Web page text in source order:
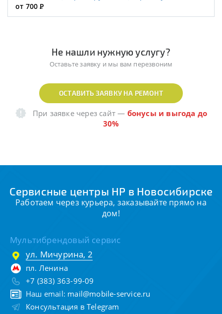
от 700Р
Не нашли нужную услугу?
Оставьте заявку и мы вам перезвоним
ОСТАВИТЬ ЗАЯВКУ НА РЕМОНТ
При заявке через сайт— бонусы и выгода до
30%
Сервисные центры HP в Новосибирске
Работаем через курьера, заказывайте прямо на
дом!
Мультибрендовый сервис
ул. Мичурина, 2
пл. Ленина
+7 (383) 363-99-09
Наш email: mail@mobile-service.ru
Консультация в Telegram